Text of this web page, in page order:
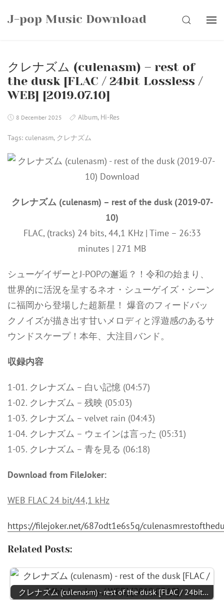
J-pop Music Download SEARCH
クレナズム (culenasm) – rest of
the dusk [FLAC / 24bit Lossless /
WEB] [2019.07.10]
8 December 2025 Album, Hi-Res
Tags: culenasm, クレナズム
クレナズム (culenasm) – rest of the dusk (2019-07-
10)
FLAC, (tracks) 24 bits, 44,1 KHz | Time – 26:33
minutes | 271 MB
シューゲイザーとJ-POPの邂逅？！令和の始まり、
世界的に活況を呈するネオ・シューゲイズ・シーン
に福岡から登場した超新星！ 爆音のフィードバッ
クノイズが描き出す甘いメロディと浮遊感のあるサ
ウンドスケープ！本年、大注目バンド。
収録内容
1-01. クレナズム – 白い記憶 (04:57)
1-02. クレナズム – 残映 (05:03)
1-03. クレナズム – velvet rain (04:43)
1-04. クレナズム – ウェインは言った (05:31)
1-05. クレナズム – 青を見る (06:18)
Download from FileJoker:
WEB FLAC 24 bit/44,1 kHz
https://filejoker.net/687odt1e6s5q/
Related Posts:
クレナズム (culenasm) - rest of the dusk [FLAC / 24bit…